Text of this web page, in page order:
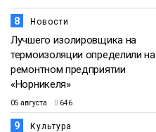
8 Новости
Лучшего изолировщика на
термоизоляции определили на
ремонтном предприятии
«Норникеля»
05 августа 646
9 Культура